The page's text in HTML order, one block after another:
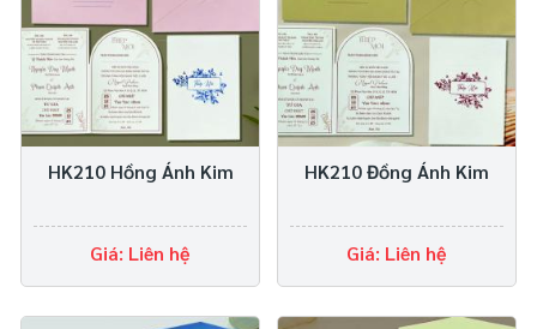
HK210 Hồng Ánh Kim
Giá: Liên hệ
HK210 Đồng Ánh Kim
Giá: Liên hệ